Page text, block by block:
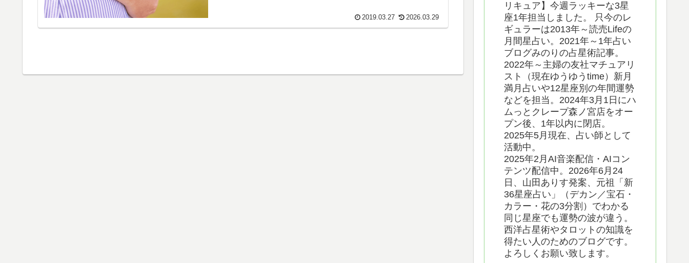
2019.03.27 2026.03.29
リキュア】今週ラッキーな3星
座1年担当しました。 只今のレ
ギュラーは2013年～読売Lifeの
月間星占い。2021年～1年占い
ブログみのりの占星術記事。
2022年～主婦の友社マチュアリ
スト（現在ゆうゆうtime）新月
満月占いや12星座別の年間運勢
などを担当。2024年3月1日にハ
ムっとクレープ森ノ宮店をオー
プン後、1年以内に閉店。
2025年5月現在、占い師として
活動中。
2025年2月AI音楽配信・AIコン
テンツ配信中。2026年6月24
日、山田ありす発案、元祖「新
36星座占い」（デカン／宝石・
カラー・花の3分割）でわかる
同じ星座でも運勢の波が違う。
西洋占星術やタロットの知識を
得たい人のためのブログです。
よろしくお願い致します。